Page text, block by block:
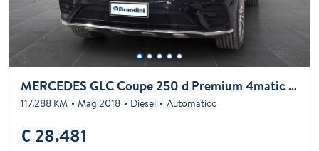
MERCEDES GLC Coupe 250 d Premium 4matic auto
117.288 KM Mag 2018 Diesel Automatico
€ 28.481